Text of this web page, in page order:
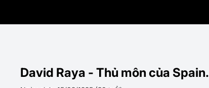
David Raya - Thủ môn của Spain.